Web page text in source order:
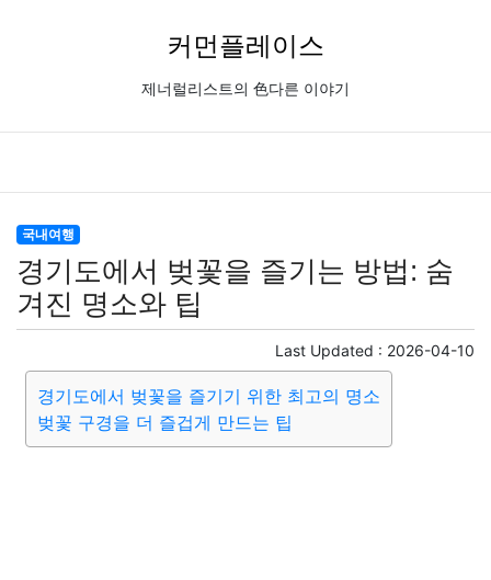
커먼플레이스
제너럴리스트의 色다른 이야기
국내여행
경기도에서 벚꽃을 즐기는 방법: 숨
겨진 명소와 팁
Last Updated : 2026-04-10
경기도에서 벚꽃을 즐기기 위한 최고의 명소
벚꽃 구경을 더 즐겁게 만드는 팁